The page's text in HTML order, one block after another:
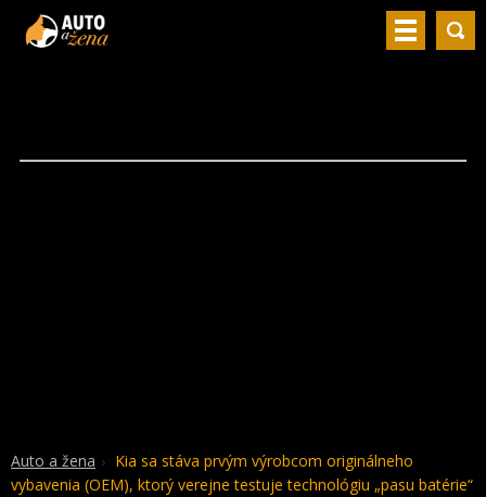
Auto a žena
Kia sa stáva prvým výrobcom originálneho
vybavenia (OEM), ktorý verejne testuje technológiu „pasu batérie“